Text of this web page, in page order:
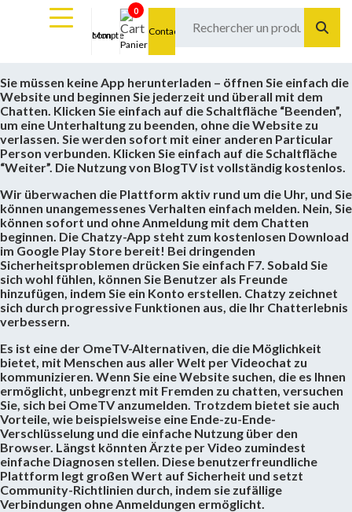
Mon compte
0
Panier
Contact
Sie müssen keine App herunterladen – öffnen Sie einfach die
Website und beginnen Sie jederzeit und überall mit dem
Chatten. Klicken Sie einfach auf die Schaltfläche “Beenden”,
um eine Unterhaltung zu beenden, ohne die Website zu
verlassen. Sie werden sofort mit einer anderen Particular
Person verbunden. Klicken Sie einfach auf die Schaltfläche
“Weiter”. Die Nutzung von BlogTV ist vollständig kostenlos.
Wir überwachen die Plattform aktiv rund um die Uhr, und Sie
können unangemessenes Verhalten einfach melden. Nein, Sie
können sofort und ohne Anmeldung mit dem Chatten
beginnen. Die Chatzy-App steht zum kostenlosen Download
im Google Play Store bereit! Bei dringenden
Sicherheitsproblemen drücken Sie einfach F7. Sobald Sie
sich wohl fühlen, können Sie Benutzer als Freunde
hinzufügen, indem Sie ein Konto erstellen. Chatzy zeichnet
sich durch progressive Funktionen aus, die Ihr Chatterlebnis
verbessern.
Es ist eine der OmeTV-Alternativen, die die Möglichkeit
bietet, mit Menschen aus aller Welt per Videochat zu
kommunizieren. Wenn Sie eine Website suchen, die es Ihnen
ermöglicht, unbegrenzt mit Fremden zu chatten, versuchen
Sie, sich bei OmeTV anzumelden. Trotzdem bietet sie auch
Vorteile, wie beispielsweise eine Ende-zu-Ende-
Verschlüsselung und die einfache Nutzung über den
Browser. Längst könnten Ärzte per Video zumindest
einfache Diagnosen stellen. Diese benutzerfreundliche
Plattform legt großen Wert auf Sicherheit und setzt
Community-Richtlinien durch, indem sie zufällige
Verbindungen ohne Anmeldungen ermöglicht.